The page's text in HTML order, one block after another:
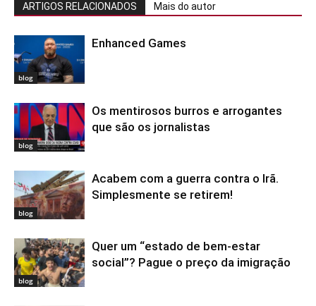
ARTIGOS RELACIONADOS Mais do autor
blog
Enhanced Games
blog
Os mentirosos burros e arrogantes
que são os jornalistas
blog
Acabem com a guerra contra o Irã.
Simplesmente se retirem!
blog
Quer um “estado de bem-estar
social”? Pague o preço da imigração